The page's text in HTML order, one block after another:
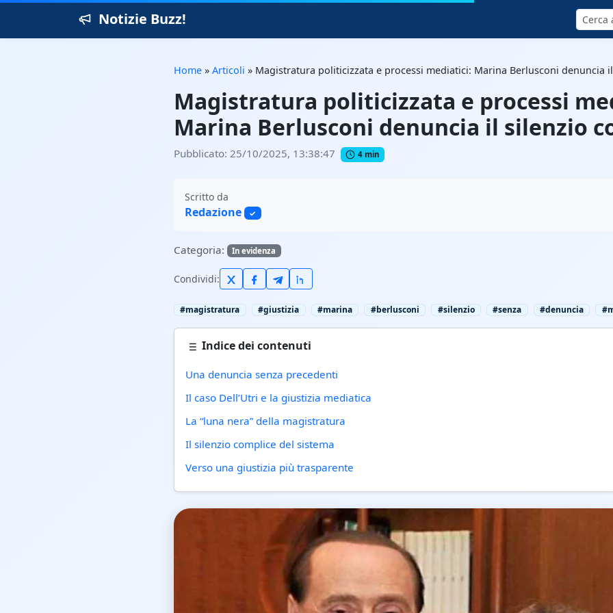
Notizie Buzz! Cerca
Home » Articoli » Magistratura politicizzata e processi mediatici: Marina Berlusconi denuncia
Magistratura politicizzata e processi
Marina Berlusconi denuncia il silenzio
Pubblicato: 25/10/2025, 13:38:47 4 min
Scritto da
Redazione ✓
Categoria: In evidenza
Condividi:
#magistratura #giustizia #marina #berlusconi #silenzio #senza #denuncia
Indice dei contenuti
Una denuncia senza precedenti
Il caso Dell’Utri e la giustizia mediatica
La “luna nera” della magistratura
Il silenzio complice del sistema
Verso una giustizia più trasparente